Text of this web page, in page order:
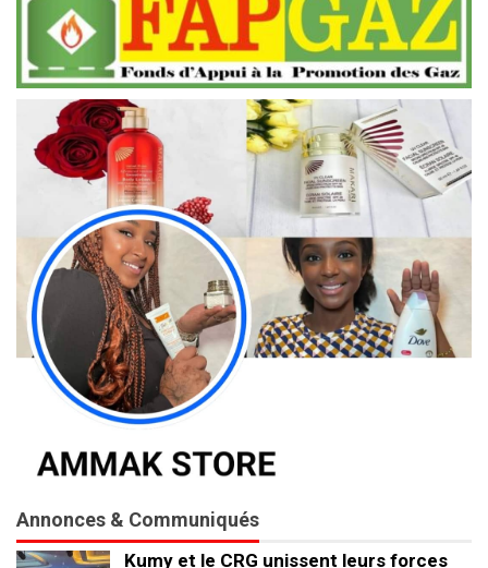
Annonces & Communiqués
Kumy et le CRG unissent leurs forces